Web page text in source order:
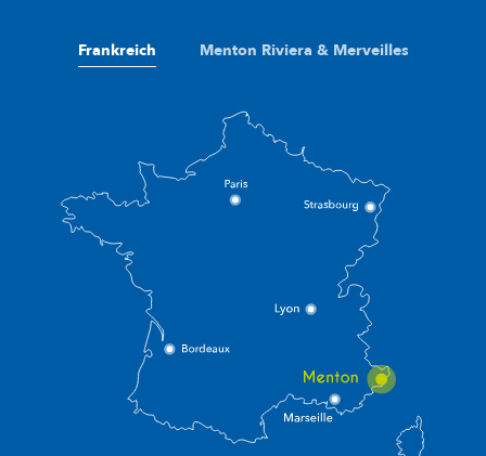
Frankreich Menton Riviera & Merveilles